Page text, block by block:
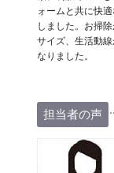
ォームと共に快
しました。お掃
サイズ、生活動
なりました。
担当者の声